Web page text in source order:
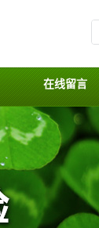
在线留言